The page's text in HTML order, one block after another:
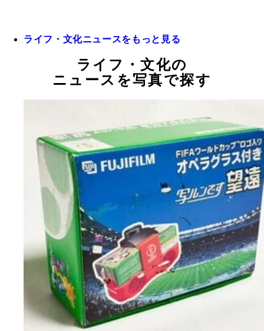
ライフ・文化ニュースをもっと見る
ライフ・文化の
ニュースを写真で探す